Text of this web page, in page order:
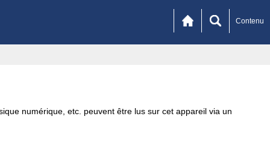
Contenu
numérique, etc. peuvent être lus sur cet appareil via un